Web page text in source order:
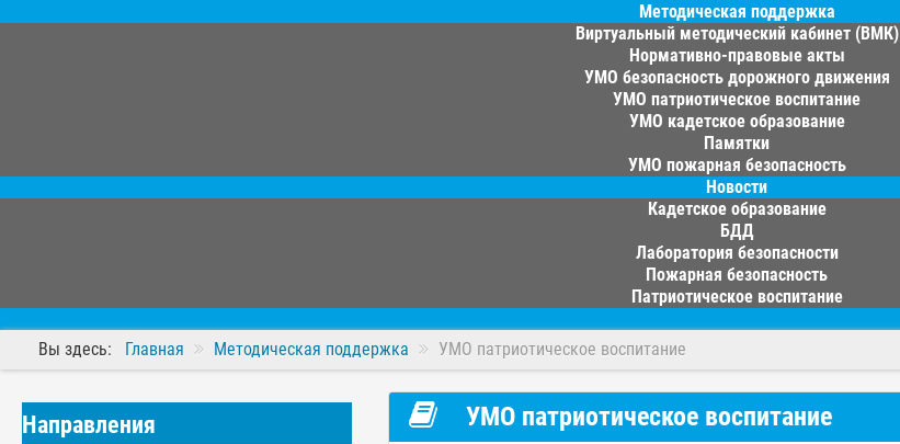
Методическая поддержка
Виртуальный методический кабинет (ВМК)
Нормативно-правовые акты
УМО безопасность дорожного движения
УМО патриотическое воспитание
УМО кадетское образование
Памятки
УМО пожарная безопасность
Новости
Кадетское образование
БДД
Лаборатория безопасности
Пожарная безопасность
Патриотическое воспитание
Вы здесь: Главная Методическая поддержка УМО патриотическое воспитание
Направления УМО патриотическое воспитание